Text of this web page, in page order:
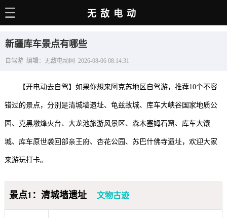
电动百科
选车推荐
充电站
用车百科
销量榜
经销商
无敌电动
新疆库车景点有哪些
自驾游 编辑：无敌电动网 2026-08-06 08:14:31
【开电动去自驾】如果你想来阿克苏地区自驾游，推荐10个不容
错过的景点，分别是清城墙遗址、龟兹故城、库车大峡谷国家地质公
园、克黑墩烽火台、大龙池旅游风景区、森木塞姆石窟、库车大馕
城、库车原世袭回部亲王府、杏花公园、苏巴什佛寺遗址，欢迎大家
来游玩打卡。
景点1：清城墙遗址 文物古迹